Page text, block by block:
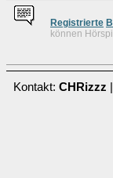
Registrierte
können
Kontakt: CHRizzz